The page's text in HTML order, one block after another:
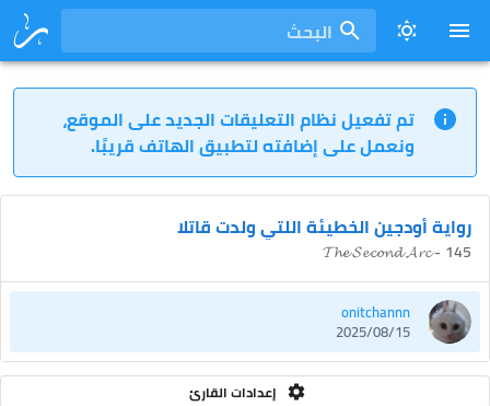
البحث
تم تفعيل نظام التعليقات الجديد على الموقع،
ونعمل على إضافته لتطبيق الهاتف قريبًا.
رواية أودجين الخطيئة اللتي ولدت قاتلا
145 - 𝓣𝓱𝓮 𝓢𝓮𝓬𝓸𝓷𝓭 𝓐𝓻𝓬
onitchannn
2025/08/15
إعدادات القارئ